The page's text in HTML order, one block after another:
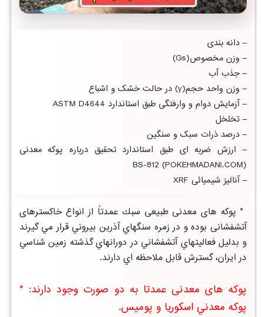
– دانه بندی
– وزن مخصوص(Gs)
– جذب آب
– وزن واحد حجم(γ) در حالت خشک و اشباع
– آزمایش دوام و وارفتگی طبق استاندارد ASTM D4644
– تخلخل
– درصد ذرات سبک و سنگین
– ارزش ضربه ای طبق استاندارد تحقیق درباره پوکه معدنی
(POKEHMADANI.COM) BS-812
–آنالیز شیمیائی XRF
* پوكه های معدنی طبيعی سبك عمدتاً از انواع خاکسترهای
آتشفشانی بوده و در زمره سنگهاي آذرين بيروني قرار مي گيرند
و بدليل فعاليتهاي آتشفشاني در دورانهاي گذشته زمين شناسي
در ايران، گسترش قابل ملاحظه اي دارند.
پوکه های معدنی عمدتا به دو صورت وجود دارند: *
پوكه معدني اسكوريا و پوميس.